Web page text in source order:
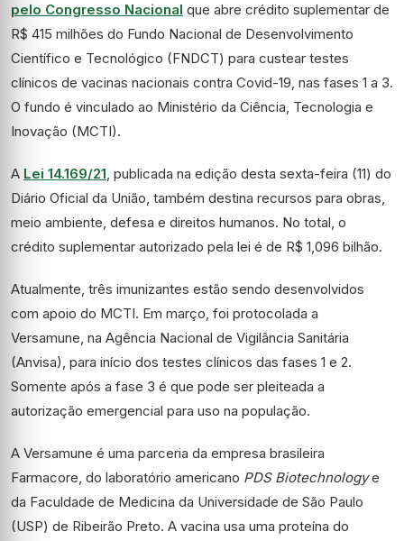
pelo Congresso Nacional que abre crédito suplementar de
R$ 415 milhões do Fundo Nacional de Desenvolvimento
Científico e Tecnológico (FNDCT) para custear testes
clínicos de vacinas nacionais contra Covid-19, nas fases 1 a 3.
O fundo é vinculado ao Ministério da Ciência, Tecnologia e
Inovação (MCTI).
A Lei 14.169/21, publicada na edição desta sexta-feira (11) do
Diário Oficial da União, também destina recursos para obras,
meio ambiente, defesa e direitos humanos. No total, o
crédito suplementar autorizado pela lei é de R$ 1,096 bilhão.
Atualmente, três imunizantes estão sendo desenvolvidos
com apoio do MCTI. Em março, foi protocolada a
Versamune, na Agência Nacional de Vigilância Sanitária
(Anvisa), para início dos testes clínicos das fases 1 e 2.
Somente após a fase 3 é que pode ser pleiteada a
autorização emergencial para uso na população.
A Versamune é uma parceria da empresa brasileira
Farmacore, do laboratório americano PDS Biotechnologye
da Faculdade de Medicina da Universidade de São Paulo
(USP) de Ribeirão Preto. A vacina usa uma proteína do